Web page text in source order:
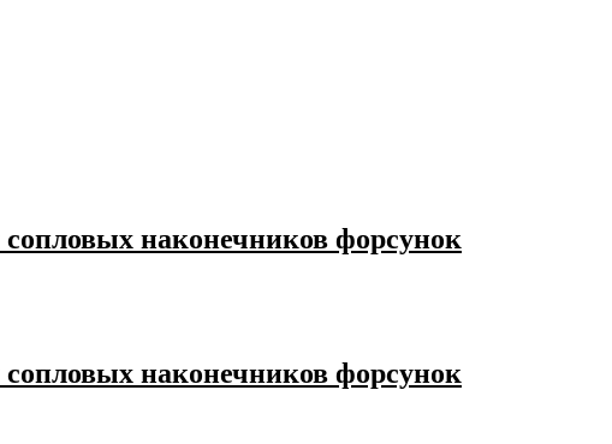
наконечников форсунок
наконечников форсунок